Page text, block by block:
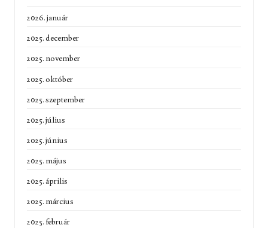
2026. január
2025. december
2025. november
2025. október
2025. szeptember
2025. július
2025. június
2025. május
2025. április
2025. március
2025. február